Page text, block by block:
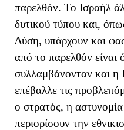
παρελθόν. Το Ισραήλ
δυτικού τύπου και,
Δύση, υπάρχουν και
από το παρελθόν είναι
συλλαμβάνονταν και η
επέβαλλε τις
ο στρατός, η
περιορίσουν την